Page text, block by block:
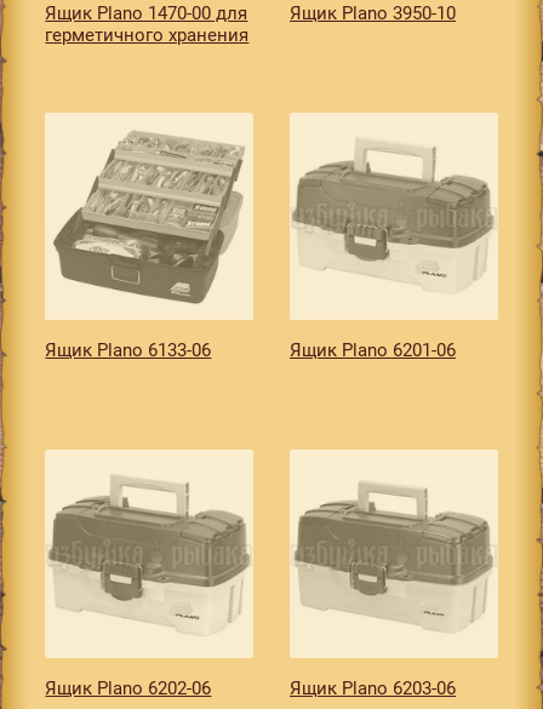
Ящик Plano 1470-00 для
герметичного хранения
Ящик Plano 3950-10
Ящик Plano 6133-06 Ящик Plano 6201-06
Ящик Plano 6202-06 Ящик Plano 6203-06